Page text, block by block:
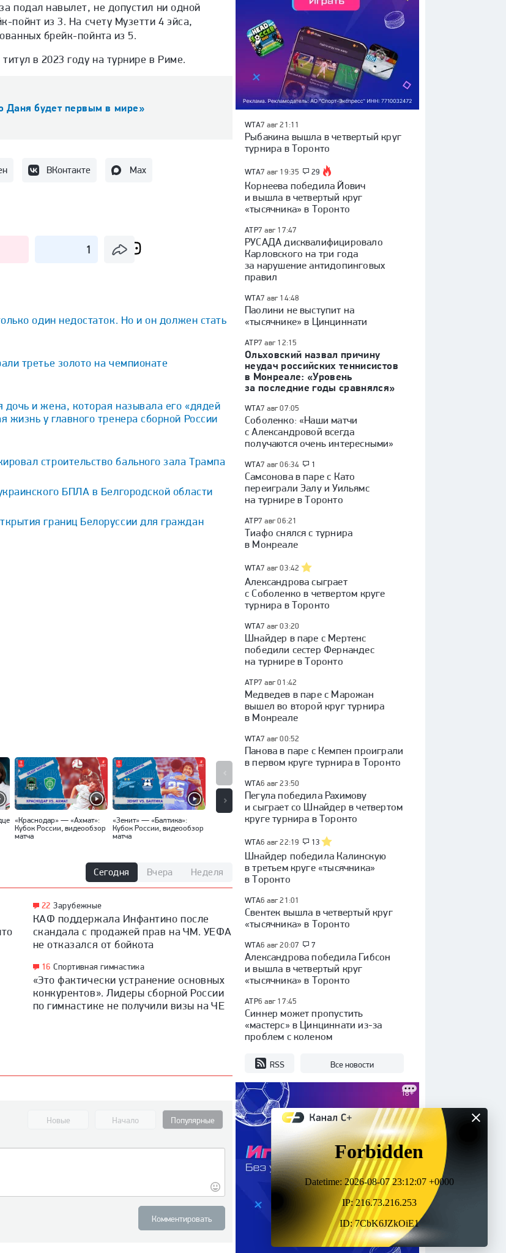
подал навылет, не допустил ни одной
пойнт из 3. На счету Музетти 4 эйса,
брейк-пойнта из 5.
в 2023 году на турнире в Риме.
Даня будет первым в мире»
ВКонтакте Max
1
один недостаток. Но и он должен стать
третье золото на чемпионате
и жена, которая называла его «дядей
жизнь у главного тренера сборной России
строительство бального зала Трампа
БПЛА в Белгородской области
границ Белоруссии для граждан
«Краснодар» — «Ахмат»:
Кубок России, видеообзор
матча
«Зенит» — «Балтика»:
Кубок России, видеообзор
матча
«Спартак» — «Оренбург»:
«Факел» — «Динамо»
видеообзор матча
Сегодня Вчера Неделя
22 Зарубежные
КАФ поддержала Инфантино после
скандала с продажей прав на ЧМ. УЕФА
не отказался от бойкота
16 Спортивная гимнастика
«Это фактически устранение основных
конкурентов». Лидеры сборной России
по гимнастике не получили визы на ЧЕ
Новые Начало Популярные
Комментировать
WTA7 авг 21:11
Рыбакина вышла в четвертый круг
турнира в Торонто
WTA7 авг 19:35 29
Корнеева победила Йович
и вышла в четвертый круг
«тысячника» в Торонто
ATP7 авг 17:47
РУСАДА дисквалифицировало
Карловского на три года
за нарушение антидопинговых
правил
WTA7 авг 14:48
Паолини не выступит на
«тысячнике» в Цинциннати
ATP7 авг 12:15
Ольховский назвал причину
неудач российских теннисистов
в Монреале: «Уровень
за последние годы сравнялся»
WTA7 авг 07:05
Соболенко: «Наши матчи
с Александровой всегда
получаются очень интересными»
WTA7 авг 06:34 1
Самсонова в паре с Като
переиграли Эалу и Уильямс
на турнире в Торонто
ATP7 авг 06:21
Тиафо снялся с турнира
в Монреале
WTA7 авг 03:42
Александрова сыграет
с Соболенко в четвертом круге
турнира в Торонто
WTA7 авг 03:20
Шнайдер в паре с Мертенс
победили сестер Фернандес
на турнире в Торонто
ATP7 авг 01:42
Медведев в паре с Марожан
вышел во второй круг турнира
в Монреале
WTA7 авг 00:52
Панова в паре с Кемпен проиграли
в первом круге турнира в Торонто
WTA6 авг 23:50
Пегула победила Рахимову
и сыграет со Шнайдер в четвертом
круге турнира в Торонто
WTA6 авг 22:19 13
Шнайдер победила Калинскую
в третьем круге «тысячника»
в Торонто
WTA6 авг 21:01
Свентек вышла в четвертый круг
«тысячника» в Торонто
WTA6 авг 20:07 7
Александрова победила Гибсон
и вышла в четвертый круг
«тысячника» в Торонто
ATP6 авг 17:45
Синнер может пропустить
«мастерс» в Цинциннати из-за
проблем с коленом
RSS Все новости